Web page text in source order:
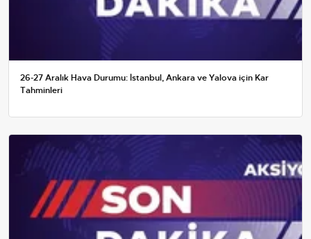
26-27 Aralık Hava Durumu: İstanbul, Ankara ve Yalova için Kar
Tahminleri